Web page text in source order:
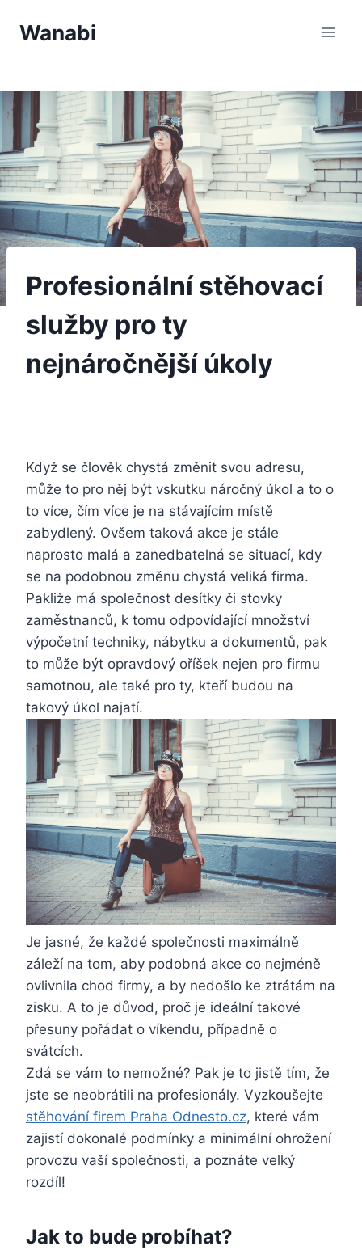
Wanabi
Profesionální stěhovací
služby pro ty
nejnáročnější úkoly
Když se člověk chystá změnit svou adresu,
může to pro něj být vskutku náročný úkol a to o
to více, čím více je na stávajícím místě
zabydlený. Ovšem taková akce je stále
naprosto malá a zanedbatelná se situací, kdy
se na podobnou změnu chystá veliká firma.
Pakliže má společnost desítky či stovky
zaměstnanců, k tomu odpovídající množství
výpočetní techniky, nábytku a dokumentů, pak
to může být opravdový oříšek nejen pro firmu
samotnou, ale také pro ty, kteří budou na
takový úkol najatí.
Je jasné, že každé společnosti maximálně
záleží na tom, aby podobná akce co nejméně
ovlivnila chod firmy, a by nedošlo ke ztrátám na
zisku. A to je důvod, proč je ideální takové
přesuny pořádat o víkendu, případně o
svátcích.
Zdá se vám to nemožné? Pak je to jistě tím, že
jste se neobrátili na profesionály. Vyzkoušejte
stěhování firem Praha Odnesto.cz, které vám
zajistí dokonalé podmínky a minimální ohrožení
provozu vaší společnosti, a poznáte velký
rozdíl!
Jak to bude probíhat?